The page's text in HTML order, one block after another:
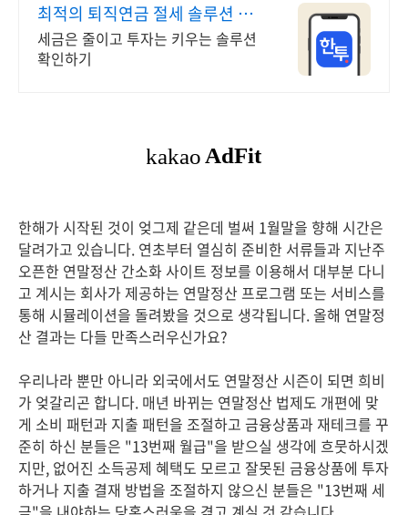
최적의 퇴직연금 절세 솔루션 쉽
고 빠른 계좌 개설
세금은 줄이고 투자는 키우는 솔루션
확인하기
한해가 시작된 것이 엊그제 같은데 벌써 1월말을 향해 시간은
달려가고 있습니다. 연초부터 열심히 준비한 서류들과 지난주
오픈한 연말정산 간소화 사이트 정보를 이용해서 대부분 다니
고 계시는 회사가 제공하는 연말정산 프로그램 또는 서비스를
통해 시뮬레이션을 돌려봤을 것으로 생각됩니다. 올해 연말정
산 결과는 다들 만족스러우신가요?
우리나라 뿐만 아니라 외국에서도 연말정산 시즌이 되면 희비
가 엊갈리곤 합니다. 매년 바뀌는 연말정산 법제도 개편에 맞
게 소비 패턴과 지출 패턴을 조절하고 금융상품과 재테크를 꾸
준히 하신 분들은 "13번째 월급"을 받으실 생각에 흐뭇하시겠
지만, 없어진 소득공제 혜택도 모르고 잘못된 금융상품에 투자
하거나 지출 결재 방법을 조절하지 않으신 분들은 "13번째 세